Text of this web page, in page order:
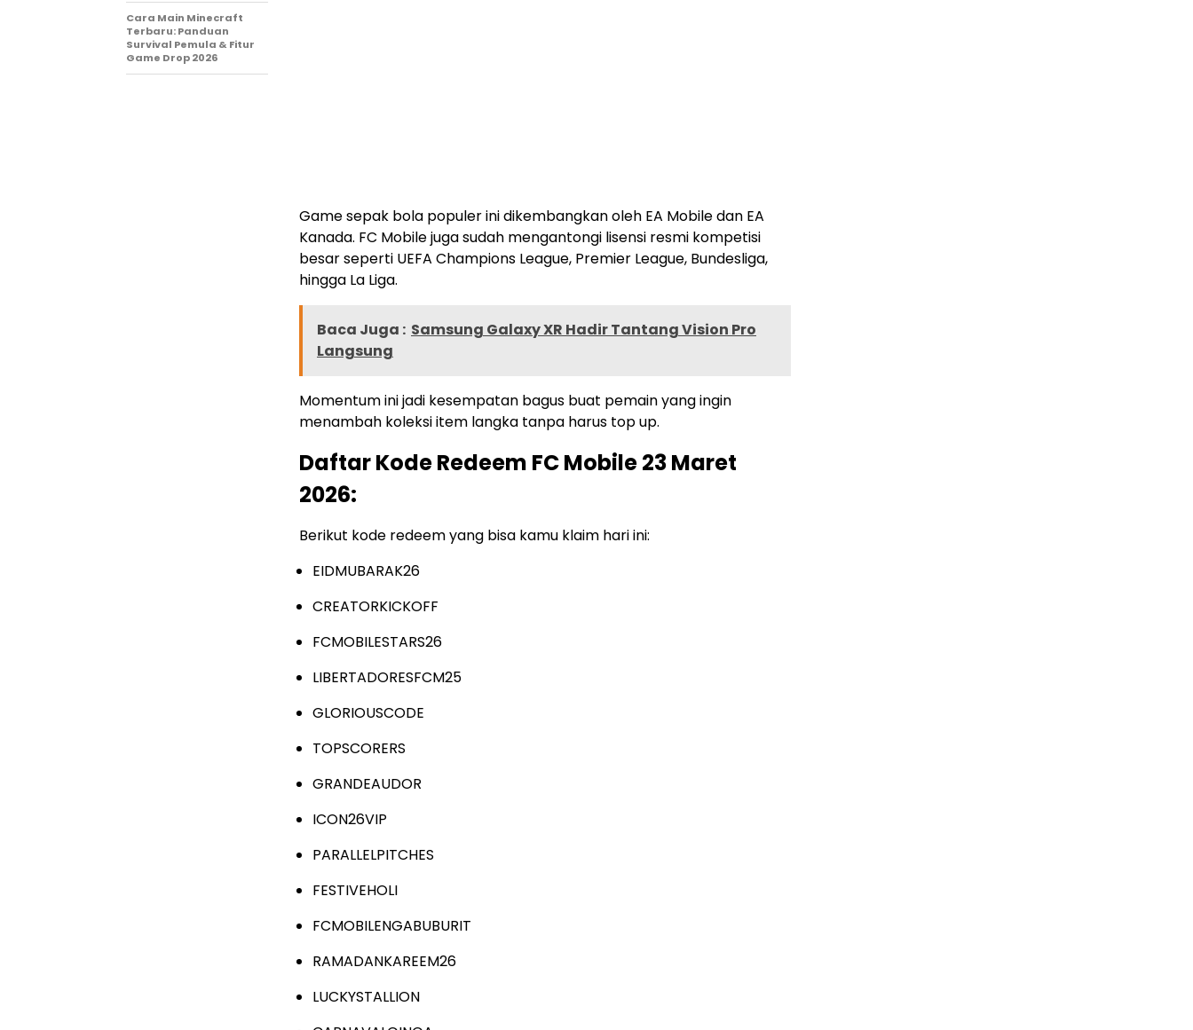
Game sepak bola populer ini dikembangkan oleh EA Mobile dan EA
Kanada. FC Mobile juga sudah mengantongi lisensi resmi kompetisi
besar seperti UEFA Champions League, Premier League, Bundesliga,
hingga La Liga.
Baca Juga : Samsung Galaxy XR Hadir Tantang Vision Pro
Langsung
Momentum ini jadi kesempatan bagus buat pemain yang ingin
menambah koleksi item langka tanpa harus top up.
Daftar Kode Redeem FC Mobile 23 Maret
2026:
Berikut kode redeem yang bisa kamu klaim hari ini:
EIDMUBARAK26
CREATORKICKOFF
FCMOBILESTARS26
LIBERTADORESFCM25
GLORIOUSCODE
TOPSCORERS
GRANDEAUDOR
ICON26VIP
PARALLELPITCHES
FESTIVEHOLI
FCMOBILENGABUBURIT
RAMADANKAREEM26
LUCKYSTALLION
Cara Main Minecraft
Terbaru: Panduan
Survival Pemula & Fitur
Game Drop 2026